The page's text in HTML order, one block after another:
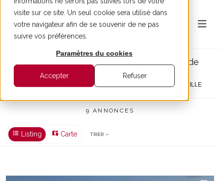
visite sur ce site. Un seul cookie sera utilisé dans
votre navigateur afin de se souvenir de ne pas
suivre vos préférences.
Paramètres du cookies
Accepter Refuser
Maison de ville en vente à Sant Andreu de
Llavaneres
ACHETER > SANT ANDREU DE LLAVANERES > MAISON DE VILLE
9 ANNONCES
Listing Carte TRIER